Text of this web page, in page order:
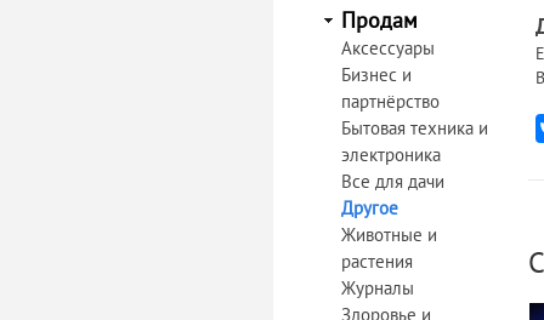
Продам
Аксессуары
Бизнес и
партнёрство
Бытовая техника и
электроника
Все для дачи
Другое
Животные и
растения
Журналы
Здоровье и